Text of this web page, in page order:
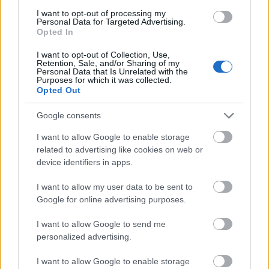
I want to opt-out of processing my
Personal Data for Targeted Advertising.
Opted In
I want to opt-out of Collection, Use,
Retention, Sale, and/or Sharing of my
Personal Data that Is Unrelated with the
Purposes for which it was collected.
Opted Out
Google consents
I want to allow Google to enable storage
related to advertising like cookies on web or
device identifiers in apps.
I want to allow my user data to be sent to
Google for online advertising purposes.
I want to allow Google to send me
personalized advertising.
I want to allow Google to enable storage
- Most írtam egy pályázathoz 350 milliós
költségvetést a következő négy évre. Évente két
sorozat folytatása, iskolai előadások, a következő
szezon főszerepeire kiírt nemzetközi énekverseny
szerepel benne. Ha lennének cégek, amelyek
összeadnák ezt a költséget, akkor óriási terhet
vennénk le a város és a színház nyakáról, mert a
Pécsi Operáért Alapítvány behozná a produkcióit a
színházba, emelnénk a nézőszámot. Már holnaptól
lenne 25 fiatal, akit ide tudnék hozni, vannak
zenekarok, amelyek küzdenek a fennmaradásukért.
több zenekar van, mint az európai átlag. Nem
hiszem el, hogy ebben az országban nincs olyan
intézmény, amely százmilliárdos haszna mellett ne
látna fantáziát ebben.
- A nagy pénztelenségben egy nehéz, fajsúlyos
Falstaffal nyitott Pécsett, ami egy bátor kezdés volt.